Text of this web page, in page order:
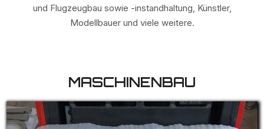
und Flugzeugbau sowie -instandhaltung, Künstler,
Modellbauer und viele weitere.
MASCHINENBAU